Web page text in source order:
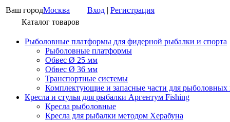
Ваш городМосква Вход | Регистрация
Каталог товаров
Рыболовные платформы для фидерной рыбалки и спорта
Рыболовные платформы
Обвес Ø 25 мм
Обвес Ø 36 мм
Транспортные системы
Комплектующие и запасные части для рыболовных
Кресла и стулья для рыбалки Аргентум Fishing
Кресла рыболовные
Кресла для рыбалки методом Херабуна